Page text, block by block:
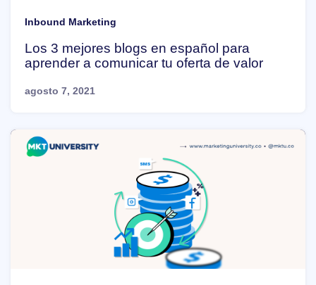
Inbound Marketing
Los 3 mejores blogs en español para
aprender a comunicar tu oferta de valor
agosto 7, 2021